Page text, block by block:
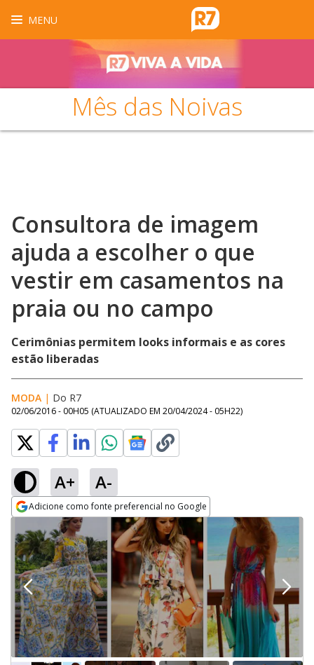
MENU
Mês das Noivas
Consultora de imagem
ajuda a escolher o que
vestir em casamentos na
praia ou no campo
Cerimônias permitem looks informais e as cores
estão liberadas
MODA | Do R7
02/06/2016 - 00H05 (ATUALIZADO EM 20/04/2024 - 05H22)
A+ A-
Adicione como fonte preferencial no Google
Opens in new window